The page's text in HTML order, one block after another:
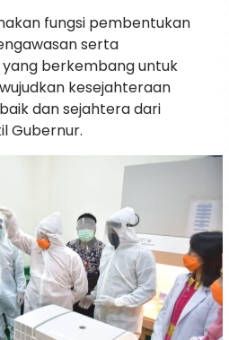
fungsi pembentukan
serta
berkembang untuk
kesejahteraan
dan sejahtera dari
Gubernur.